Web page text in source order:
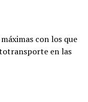
con los que
en las